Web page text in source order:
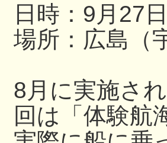
日時：9月27
場所：広島（
8月に実施さ
回は「体験航